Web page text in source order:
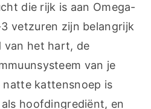
die rijk is aan Omega-
vetzuren zijn belangrijk
van het hart, de
van je
kattensnoep is
hoofdingrediënt, en